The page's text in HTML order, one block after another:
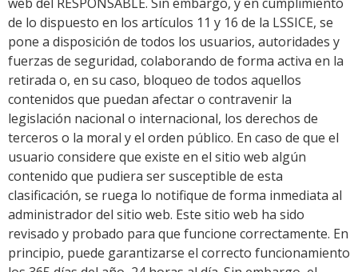
de lo dispuesto en los artículos 11 y 16 de la LSSICE, se
pone a disposición de todos los usuarios, autoridades y
fuerzas de seguridad, colaborando de forma activa en la
retirada o, en su caso, bloqueo de todos aquellos
contenidos que puedan afectar o contravenir la
legislación nacional o internacional, los derechos de
terceros o la moral y el orden público. En caso de que el
usuario considere que existe en el sitio web algún
contenido que pudiera ser susceptible de esta
clasificación, se ruega lo notifique de forma inmediata al
administrador del sitio web. Este sitio web ha sido
revisado y probado para que funcione correctamente. En
principio, puede garantizarse el correcto funcionamiento